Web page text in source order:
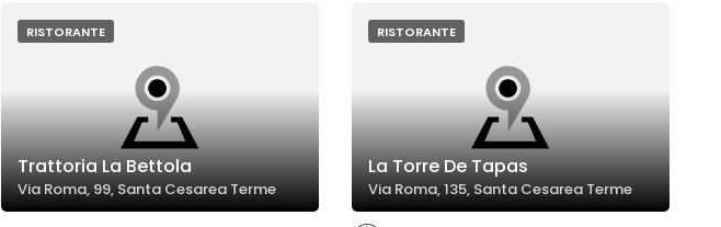
RISTORANTE
Trattoria La Bettola
Via Roma, 99, Santa Cesarea Terme
RISTORANTE
La Torre De Tapas
Via Roma, 135, Santa Cesarea Terme